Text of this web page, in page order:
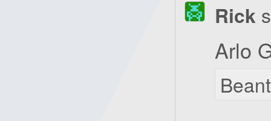
Rick
Arlo